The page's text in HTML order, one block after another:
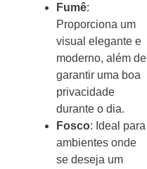
Fumê:
Proporciona um
visual elegante e
moderno, além de
garantir uma boa
privacidade
durante o dia.
Fosco: Ideal para
ambientes onde
se deseja um